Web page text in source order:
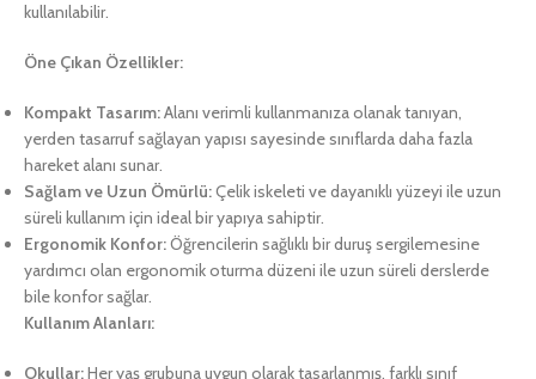
kullanılabilir.
Öne Çıkan Özellikler:
Kompakt Tasarım:Alanı verimli kullanmanıza olanak tanıyan,
yerden tasarruf sağlayan yapısı sayesinde sınıflarda daha fazla
hareket alanı sunar.
Sağlam ve Uzun Ömürlü:Çelik iskeleti ve dayanıklı yüzeyi ile uzun
süreli kullanım için ideal bir yapıya sahiptir.
Ergonomik Konfor:Öğrencilerin sağlıklı bir duruş sergilemesine
yardımcı olan ergonomik oturma düzeni ile uzun süreli derslerde
bile konfor sağlar.
Kullanım Alanları:
Okullar:Her yaş grubuna uygun olarak tasarlanmış, farklı sınıf